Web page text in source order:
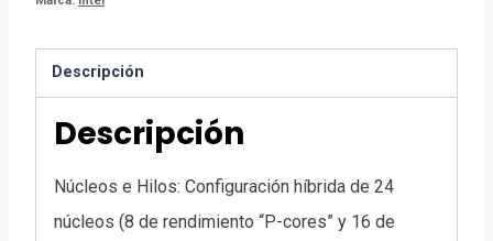
Descripción
Descripción
Núcleos e Hilos: Configuración híbrida de 24
núcleos (8 de rendimiento “P-cores” y 16 de